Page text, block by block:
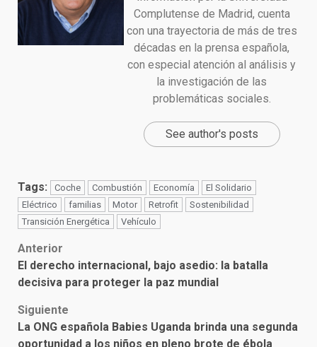
Complutense de Madrid, cuenta
con una trayectoria de más de tres
décadas en la prensa española,
con especial atención al análisis y
la investigación de las
problemáticas sociales.
See author's posts
Tags: Coche Combustión Economía
El Solidario
Eléctrico
familias Motor Retrofit
Sostenibilidad
Transición Energética
Vehículo
Post
navigation
Anterior
El derecho internacional, bajo asedio: la batalla
decisiva para proteger la paz mundial
Siguiente
La ONG española Babies Uganda brinda una segunda
oportunidad a los niños en pleno brote de ébola